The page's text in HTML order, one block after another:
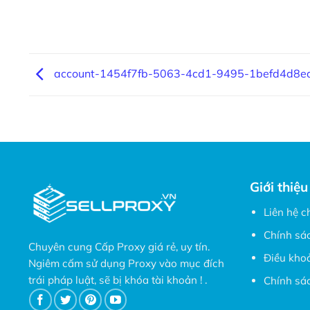
account-1454f7fb-5063-4cd1-9495-
Chuyên cung Cấp Proxy giá rẻ, uy tín.
Ngiêm cấm sử dụng Proxy vào mục đích
trái pháp luật, sẽ bị khóa tài khoản ! .
Giới thiệu
Liên hệ
Chính
Điều
Chính